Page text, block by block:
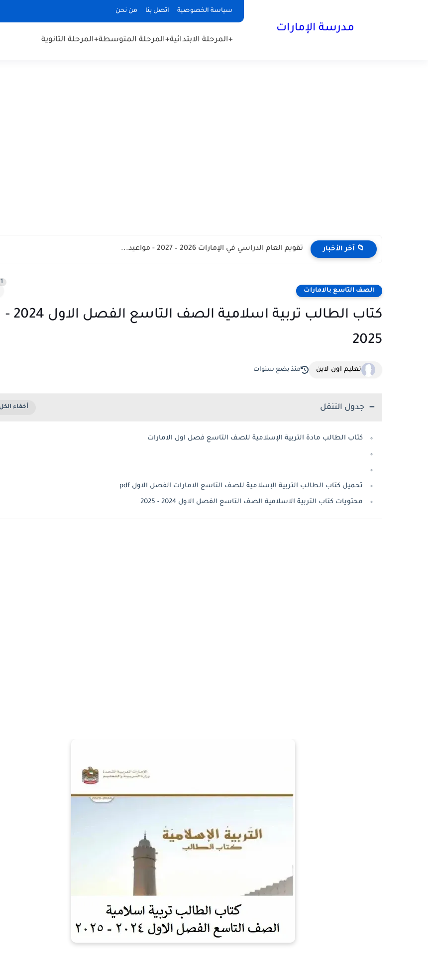
سياسة الخصوصية اتصل بنا من نحن
مدرسة الإمارات
+المرحلة الابتدائية+المرحلة المتوسطة+المرحلة الثانوية
📁 آخر الأخبار تقويم العام الدراسي في الإمارات 2026 – 2027 - مواعيد...
الصف التاسع بالامارات
1
كتاب الطالب تربية اسلامية الصف التاسع الفصل الاول 2024 -
2025
تعليم اون لاين منذ بضع سنوات
جدول التنقل
كتاب الطالب مادة التربية الإسلامية للصف التاسع فصل اول الامارات
تحميل كتاب الطالب التربية الإسلامية للصف التاسع الامارات الفصل الاول pdf
محتويات كتاب التربية الاسلامية الصف التاسع الفصل الاول 2024 - 2025